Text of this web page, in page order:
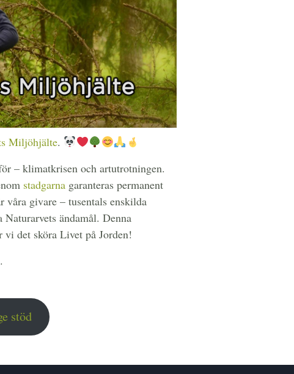
Miljöhjälte.
– klimatkrisen och artutrotningen.
stadgarna garanteras permanent
våra givare – tusentals enskilda
ändamål. Denna
vi det sköra Livet på Jorden!
stöd